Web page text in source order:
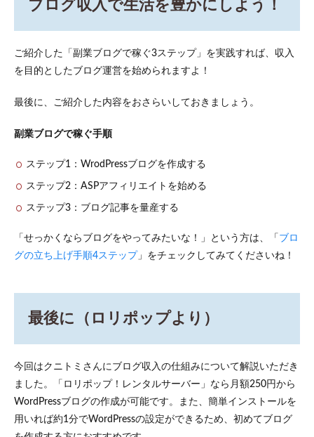
ブログ収入で生活を豊かにしよう！
ご紹介した「副業ブログで稼ぐ3ステップ」を実践すれば、収入
を目的としたブログ運営を始められますよ！
最後に、ご紹介した内容をおさらいしておきましょう。
副業ブログで稼ぐ手順
ステップ1：WrodPressブログを作成する
ステップ2：ASPアフィリエイトを始める
ステップ3：ブログ記事を量産する
「せっかくならブログをやってみたいな！」という方は、「 ブロ
グの立ち上げ手順4ステップ 」をチェックしてみてくださいね！
最後に（ロリポップより）
今回はクニトミさんにブログ収入の仕組みについて解説いただき
ました。「ロリポップ！レンタルサーバー」なら月額250円から
WordPressブログの作成が可能です。また、簡単インストールを
用いれば約1分でWordPressの設定ができるため、初めてブログ